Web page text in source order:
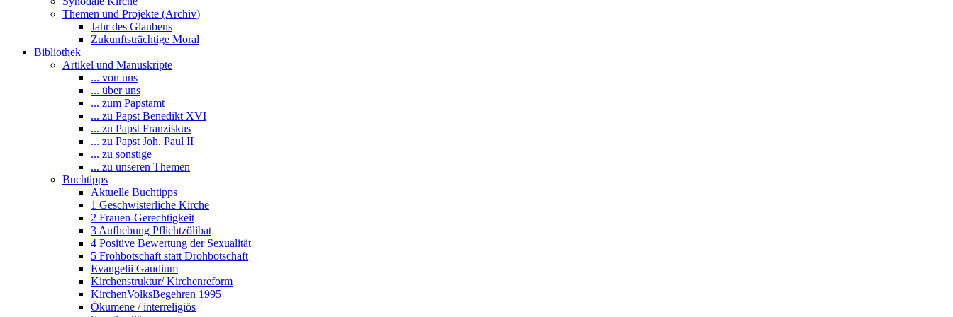
Themen und Projekte (Archiv)
Jahr des Glaubens
Zukunftsträchtige Moral
Bibliothek
Artikel und Manuskripte
... von uns
... über uns
... zum Papstamt
... zu Papst Benedikt XVI
... zu Papst Franziskus
... zu Papst Joh. Paul II
... zu sonstige
... zu unseren Themen
Buchtipps
Aktuelle Buchtipps
1 Geschwisterliche Kirche
2 Frauen-Gerechtigkeit
3 Aufhebung Pflichtzölibat
4 Positive Bewertung der Sexualität
5 Frohbotschaft statt Drohbotschaft
Evangelii Gaudium
Kirchenstruktur/ Kirchenreform
KirchenVolksBegehren 1995
Ökumene / interreligiös